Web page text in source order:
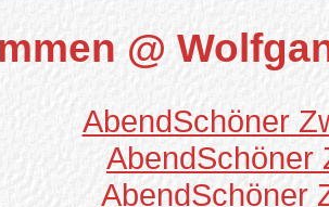
@
AbendSchöner
AbendSchöner
AbendSchöner